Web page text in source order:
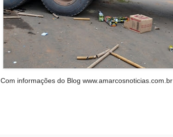
Com informações do Blog www.amarcosnoticias.com.br